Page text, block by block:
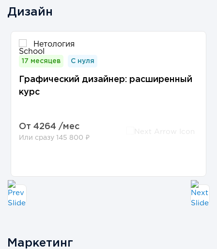
Дизайн
Нетология
17 месяцев С нуля
Графический дизайнер: расширенный
курс
От 4264 /мес
Или сразу 145 800 ₽
Маркетинг